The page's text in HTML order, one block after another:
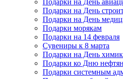
Подарки на День
Подарки на День
Подарки на День
Подарки морякам
Подарки на 14 февраля
Сувениры к 8 марта
Подарки на День
Подарки ко Дню
Подарки системным